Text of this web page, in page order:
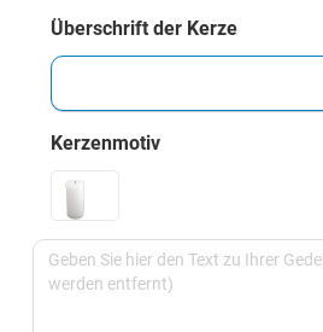
Überschrift der Kerze
Kerzenmotiv